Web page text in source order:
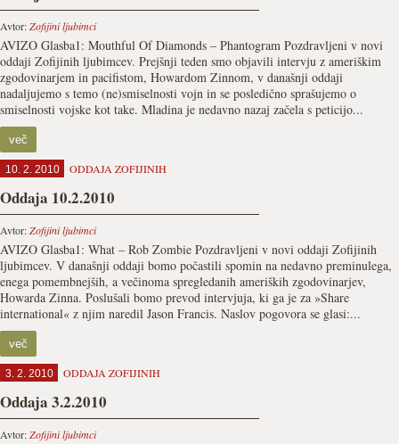
Avtor:Zofijini ljubimci
AVIZO Glasba1: Mouthful Of Diamonds – Phantogram Pozdravljeni v novi
oddaji Zofijinih ljubimcev. Prejšnji teden smo objavili intervju z ameriškim
zgodovinarjem in pacifistom, Howardom Zinnom, v današnji oddaji
nadaljujemo s temo (ne)smiselnosti vojn in se posledično sprašujemo o
smiselnosti vojske kot take. Mladina je nedavno nazaj začela s peticijo...
več
10. 2. 2010 ODDAJA ZOFIJINIH
Oddaja 10.2.2010
Avtor:Zofijini ljubimci
AVIZO Glasba1: What – Rob Zombie Pozdravljeni v novi oddaji Zofijinih
ljubimcev. V današnji oddaji bomo počastili spomin na nedavno preminulega,
enega pomembnejših, a večinoma spregledanih ameriških zgodovinarjev,
Howarda Zinna. Poslušali bomo prevod intervjuja, ki ga je za »Share
international« z njim naredil Jason Francis. Naslov pogovora se glasi:...
več
3. 2. 2010 ODDAJA ZOFIJINIH
Oddaja 3.2.2010
Avtor:Zofijini ljubimci